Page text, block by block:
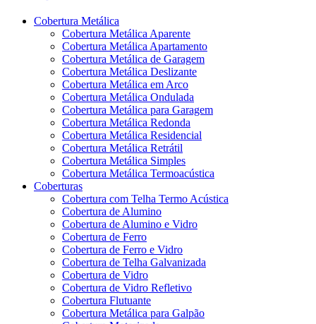
Cobertura Metálica
Cobertura Metálica Aparente
Cobertura Metálica Apartamento
Cobertura Metálica de Garagem
Cobertura Metálica Deslizante
Cobertura Metálica em Arco
Cobertura Metálica Ondulada
Cobertura Metálica para Garagem
Cobertura Metálica Redonda
Cobertura Metálica Residencial
Cobertura Metálica Retrátil
Cobertura Metálica Simples
Cobertura Metálica Termoacústica
Coberturas
Cobertura com Telha Termo Acústica
Cobertura de Alumino
Cobertura de Alumino e Vidro
Cobertura de Ferro
Cobertura de Ferro e Vidro
Cobertura de Telha Galvanizada
Cobertura de Vidro
Cobertura de Vidro Refletivo
Cobertura Flutuante
Cobertura Metálica para Galpão